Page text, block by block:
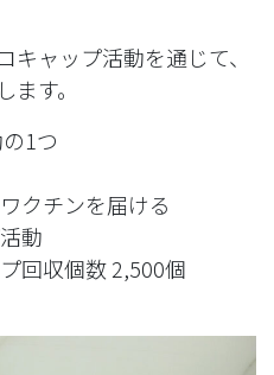
ャップ活動を通じて、
す。
1つ
クチンを届ける
動
回収個数 2,500個